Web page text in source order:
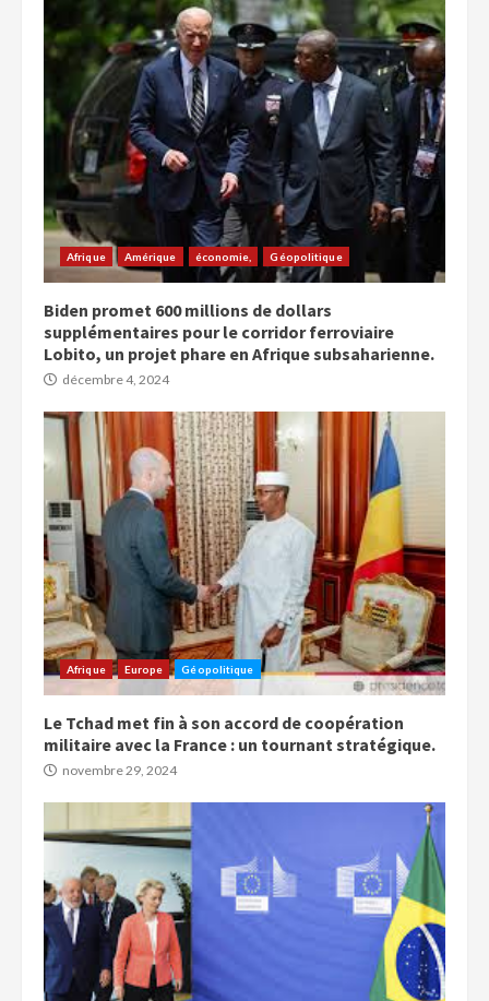
Afrique Amérique économie, Géopolitique
Biden promet 600 millions de dollars
supplémentaires pour le corridor ferroviaire
Lobito, un projet phare en Afrique subsaharienne.
décembre 4, 2024
Afrique Europe Géopolitique
Le Tchad met fin à son accord de coopération
militaire avec la France : un tournant stratégique.
novembre 29, 2024